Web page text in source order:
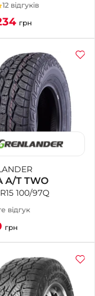
12 відгуків
грн
A/T TWO
100/97Q
відгук
грн